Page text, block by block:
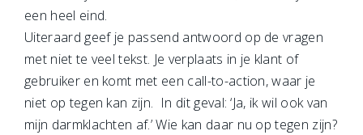
een heel eind.
Uiteraard geef je passend antwoord op de vragen
met niet te veel tekst. Je verplaats in je klant of
gebruiker en komt met een call-to-action, waar je
niet op tegen kan zijn. In dit geval: ‘Ja, ik wil ook van
mijn darmklachten af.’ Wie kan daar nu op tegen zijn?